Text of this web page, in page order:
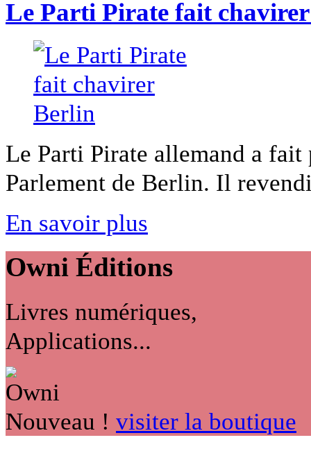
Le Parti Pirate fait
Le Parti Pirate allemand a
Parlement de Berlin. Il
En savoir plus
Owni Éditions
Livres numériques,
Applications...
Nouveau ! visiter la boutique